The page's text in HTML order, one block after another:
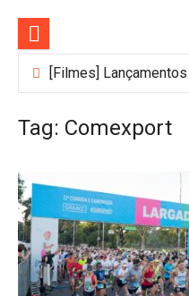
conteúdo
Tag: Comexport